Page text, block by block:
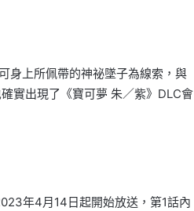
身上所佩帶的神祕墜子為線索，與
實出現了《寶可夢 朱／紫》DLC會
年4月14日起開始放送，第1話內